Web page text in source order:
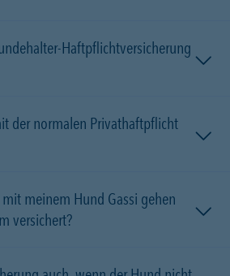
Haftpflichtversicherung
der normalen Privathaftpflicht
meinem Hund Gassi gehen
versichert?